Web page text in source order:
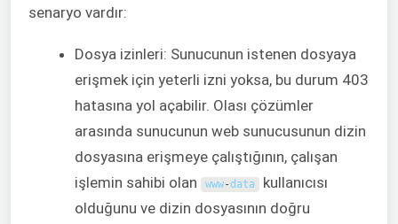
senaryo vardır:
Dosya izinleri: Sunucunun istenen dosyaya
erişmek için yeterli izni yoksa, bu durum 403
hatasına yol açabilir. Olası çözümler
arasında sunucunun web sunucusunun dizin
dosyasına erişmeye çalıştığının, çalışan
işlemin sahibi olan
www-data kullanıcısı
olduğunu ve dizin dosyasının doğru